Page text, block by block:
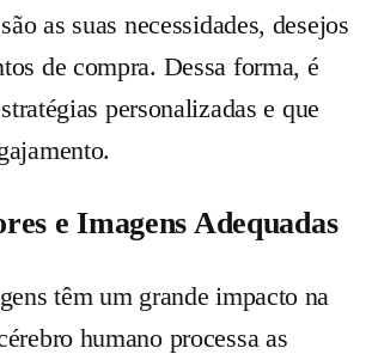
as suas necessidades, desejos
de compra. Dessa forma, é
personalizadas e que
e Imagens Adequadas
têm um grande impacto na
humano processa as